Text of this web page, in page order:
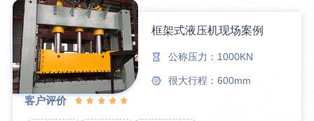
框架式液压机现场案例
公称压力：1000KN
很大行程：600mm
客户评价